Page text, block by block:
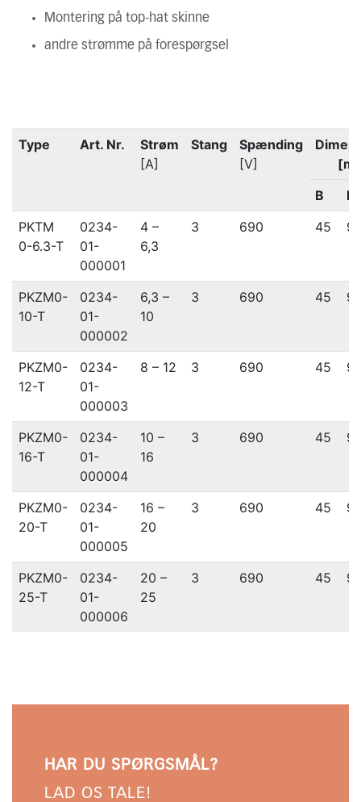
Montering på top-hat skinne
andre strømme på forespørgsel
Type Art. Nr.
Strøm
[A]
Stang
Spænding
[V]
B
H
PKTM
0-6.3-T
0234-
01-
000001
4 –
6,3
3 690 45
PKZM0-
10-T
0234-
01-
000002
6,3 –
10
3 690 45
PKZM0-
12-T
0234-
01-
000003
8 – 12 3 690 45
PKZM0-
16-T
0234-
01-
000004
10 –
16
3 690 45
PKZM0-
20-T
0234-
01-
000005
16 –
20
3 690 45
PKZM0-
25-T
0234-
01-
000006
20 –
25
3 690 45
HAR DU SPØRGSMÅL?
LAD OS TALE!